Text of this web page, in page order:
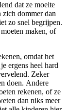
dat ze moeite
zich dommer dan
zo snel begrijpen.
maken, of
omdat het
ergens heel hard
Zeker
doen. Andere
rekenen, of ze
dan niks meer